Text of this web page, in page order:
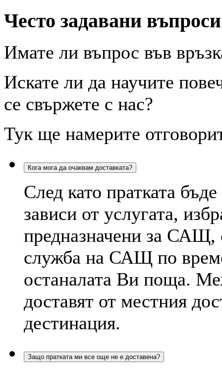
Често задавани
Имате ли въпрос във
Искате ли да научите
се свържете с нас?
Тук ще намерите
Кога мога да очаквам доставката?
След като пратката
зависи от услугата,
предназначени за САЩ,
служба на САЩ по
останалата Ви поща.
доставят от местния
дестинация.
Защо пратката ми все още не е доставена?